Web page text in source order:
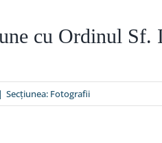
cu Ordinul Sf.
| Secțiunea: Fotografii